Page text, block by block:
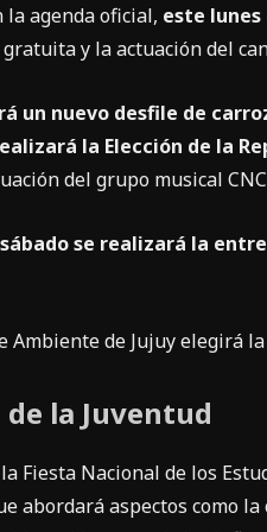
la agenda oficial, este
y la actuación del
un nuevo desfile de
la Elección de la
del grupo musical
se realizará la
Ambiente de Jujuy elegirá
la Juventud
Fiesta Nacional de los
abordará aspectos como